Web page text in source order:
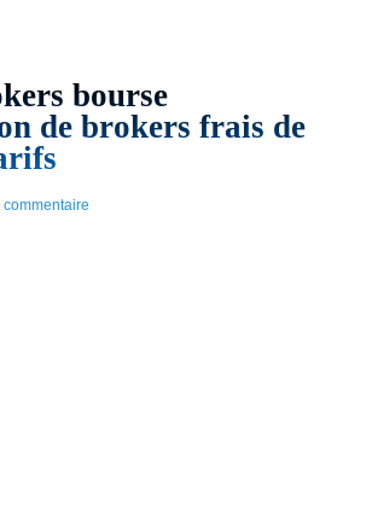
bourse
de brokers frais de
commentaire